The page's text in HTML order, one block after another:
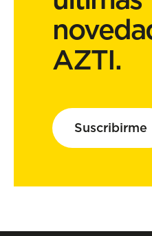
AZTI.
Suscribirme